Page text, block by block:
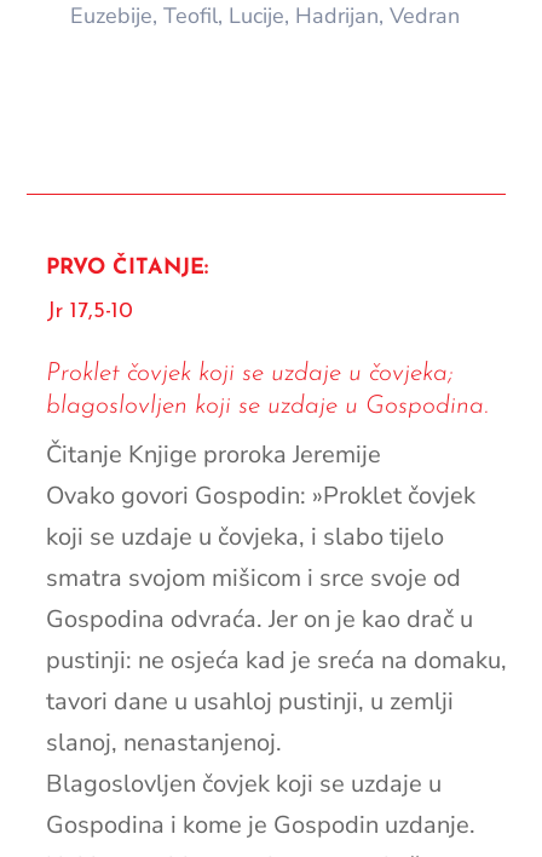
Euzebije, Teofil, Lucije, Hadrijan, Vedran
PRVO ČITANJE:
Jr 17,5-10
Proklet čovjek koji se uzdaje u čovjeka;
blagoslovljen koji se uzdaje u Gospodina.
Čitanje Knjige proroka Jeremije
Ovako govori Gospodin: »Proklet čovjek
koji se uzdaje u čovjeka, i slabo tijelo
smatra svojom mišicom i srce svoje od
Gospodina odvraća. Jer on je kao drač u
pustinji: ne osjeća kad je sreća na domaku,
tavori dane u usahloj pustinji, u zemlji
slanoj, nenastanjenoj.
Blagoslovljen čovjek koji se uzdaje u
Gospodina i kome je Gospodin uzdanje.